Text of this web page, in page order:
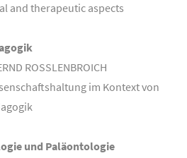
and therapeutic aspects
ROSSLENBROICH
im Kontext von
und Paläontologie